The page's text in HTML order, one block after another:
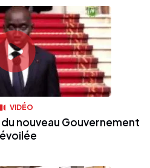
VIDÉO
nouveau Gouvernement